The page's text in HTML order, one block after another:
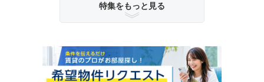
特集をもっと見る